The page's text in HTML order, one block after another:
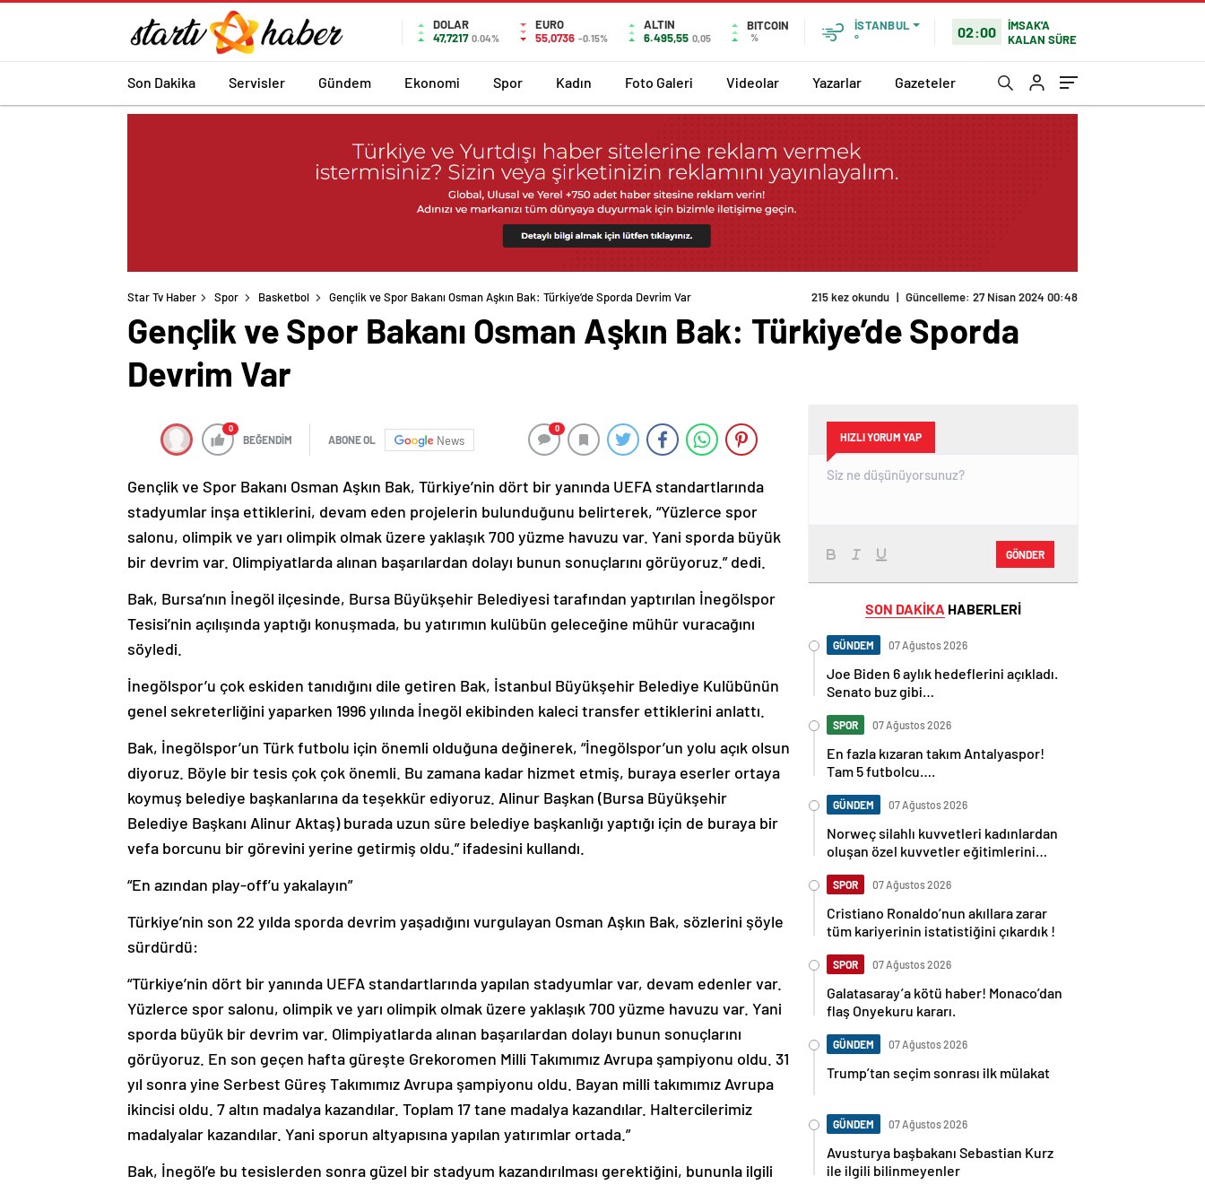
DOLAR
47,7217 0.04%
EURO
55,0736 -0.15%
ALTIN
6.495,55 0,05
BITCOIN
%
İSTANBUL
°
02:00
İMSAK'A
KALAN SÜRE
Son Dakika Servisler Gündem Ekonomi Spor Kadın Foto Galeri Videolar Yazarlar Gazeteler
Star Tv Haber Spor Basketbol Gençlik ve Spor Bakanı Osman Aşkın Bak: Türkiye’de Sporda Devrim Var 215 kez okundu | Güncelleme: 27 Nisan 2024 00:48
Gençlik ve Spor Bakanı Osman Aşkın Bak: Türkiye’de Sporda
Devrim Var
0
BEĞENDİM ABONE OL News
0
Gençlik ve Spor Bakanı Osman Aşkın Bak, Türkiye’nin dört bir yanında UEFA standartlarında
stadyumlar inşa ettiklerini, devam eden projelerin bulunduğunu belirterek, “Yüzlerce spor
salonu, olimpik ve yarı olimpik olmak üzere yaklaşık 700 yüzme havuzu var. Yani sporda büyük
bir devrim var. Olimpiyatlarda alınan başarılardan dolayı bunun sonuçlarını görüyoruz.” dedi.
Bak, Bursa’nın İnegöl ilçesinde, Bursa Büyükşehir Belediyesi tarafından yaptırılan İnegölspor
Tesisi’nin açılışında yaptığı konuşmada, bu yatırımın kulübün geleceğine mühür vuracağını
söyledi.
İnegölspor’u çok eskiden tanıdığını dile getiren Bak, İstanbul Büyükşehir Belediye Kulübünün
genel sekreterliğini yaparken 1996 yılında İnegöl ekibinden kaleci transfer ettiklerini anlattı.
Bak, İnegölspor’un Türk futbolu için önemli olduğuna değinerek, “İnegölspor’un yolu açık olsun
diyoruz. Böyle bir tesis çok çok önemli. Bu zamana kadar hizmet etmiş, buraya eserler ortaya
koymuş belediye başkanlarına da teşekkür ediyoruz. Alinur Başkan (Bursa Büyükşehir
Belediye Başkanı Alinur Aktaş) burada uzun süre belediye başkanlığı yaptığı için de buraya bir
vefa borcunu bir görevini yerine getirmiş oldu.” ifadesini kullandı.
“En azından play-off’u yakalayın”
Türkiye’nin son 22 yılda sporda devrim yaşadığını vurgulayan Osman Aşkın Bak, sözlerini şöyle
sürdürdü:
“Türkiye’nin dört bir yanında UEFA standartlarında yapılan stadyumlar var, devam edenler var.
Yüzlerce spor salonu, olimpik ve yarı olimpik olmak üzere yaklaşık 700 yüzme havuzu var. Yani
sporda büyük bir devrim var. Olimpiyatlarda alınan başarılardan dolayı bunun sonuçlarını
görüyoruz. En son geçen hafta güreşte Grekoromen Milli Takımımız Avrupa şampiyonu oldu. 31
yıl sonra yine Serbest Güreş Takımımız Avrupa şampiyonu oldu. Bayan milli takımımız Avrupa
ikincisi oldu. 7 altın madalya kazandılar. Toplam 17 tane madalya kazandılar. Haltercilerimiz
madalyalar kazandılar. Yani sporun altyapısına yapılan yatırımlar ortada.”
Bak, İnegöl’e bu tesislerden sonra güzel bir stadyum kazandırılması gerektiğini, bununla ilgili
HIZLI YORUM YAP
GÖNDER
SON DAKİKA HABERLERİ
GÜNDEM 07 Ağustos 2026
Joe Biden 6 aylık hedeflerini açıkladı.
Senato buz gibi…
SPOR 07 Ağustos 2026
En fazla kızaran takım Antalyaspor!
Tam 5 futbolcu….
GÜNDEM 07 Ağustos 2026
Norweç silahlı kuvvetleri kadınlardan
oluşan özel kuvvetler eğitimlerini
SPOR 07 Ağustos 2026
Cristiano Ronaldo’nun akıllara zarar
tüm kariyerinin istatistiğini çıkardık !
SPOR 07 Ağustos 2026
Galatasaray’a kötü haber! Monaco’dan
flaş Onyekuru kararı.
GÜNDEM 07 Ağustos 2026
Trump’tan seçim sonrası ilk mülakat
GÜNDEM 07 Ağustos 2026
Avusturya başbakanı Sebastian Kurz
ile ilgili bilinmeyenler